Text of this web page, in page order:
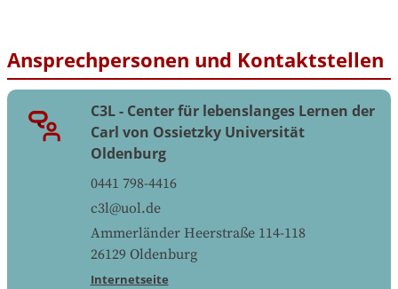
Ansprechpersonen und Kontaktstellen
C3L - Center für lebenslanges Lernen der
Carl von Ossietzky Universität
Oldenburg
0441 798-4416
c3l@uol.de
Ammerländer Heerstraße 114-118
26129 Oldenburg
Internetseite